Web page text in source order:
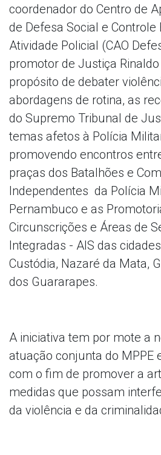
coordenador do Centro de
de Defesa Social e Controle
Atividade Policial (CAO
promotor de Justiça
propósito de debater
abordagens de rotina, as
do Supremo Tribunal de
temas afetos à Polícia
promovendo encontros
praças dos Batalhões e
Independentes da Polícia
Pernambuco e as
Circunscrições e Áreas de
Integradas - AIS das
Custódia, Nazaré da Mata,
dos Guararapes.
A iniciativa tem por mote a
atuação conjunta do MPPE
com o fim de promover a
medidas que possam
da violência e da